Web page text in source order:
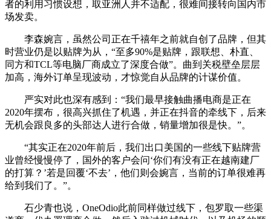
者的利用习惯设想，取亚洲人并不适配，很难间接转向国内市
场发卖。
李森婉言，虽然公司正在千禧年之前就自创了品牌，但其
时营业仍是以贴牌为从，“至多90%是贴牌，跟联想、朴直、
同方和TCL等电脑厂商成立了深度合做”。曲到关税壁垒层层
加高，海外订单呈现波动，才惊觉自从品牌的计谋价值。
严实对此也深有感到：“我们最早接触曲播电商是正在
2020年摆布，很高兴抓住了机遇，并正在抖音的牵线下，后来
无机会跟良多的头部达人进行合做，销量增加很是快。”。
“其实正在2020年前后，我们出口美国的一些线下贴牌营
业曾经慢慢停了，国外的客户会问‘你们有没有正在越南建厂
的打算？’若是回覆‘不去’，他们则会婉言，当前的订单很难再
给到我们了。”。
石少青也说，OneOdio此前同样做过线下，包罗取一些渠